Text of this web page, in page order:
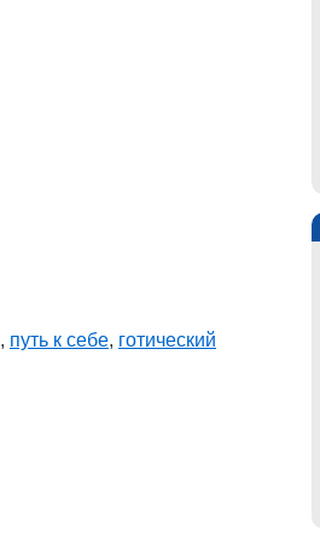
, путь к себе, готический